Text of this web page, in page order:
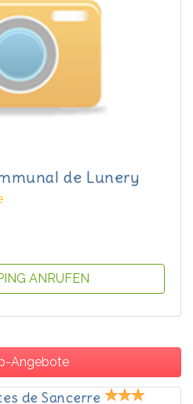
de Lunery
ANRUFEN
Angebote
de Sancerre